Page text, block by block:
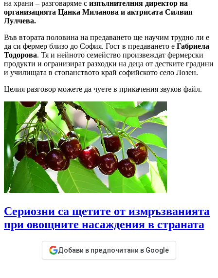
на храни – разговаряме с изпълнителния директор на
организацията Цанка Миланова и актрисата Силвия
Лулчева.
Във втората половина на предаването ще научим трудно ли е
да си фермер близо до София. Гост в предаването е Габриела
Тодорова. Тя и нейното семейство произвеждат фермерски
продукти и огранизират разходки на деца от дестките градини
и училищата в стопанството край софийското село Лозен.
Целия разговор можете да чуете в прикачения звуков файл.
Сериозни са щетите от измръзванията
при овощните насаждения в страната
Добави в предпочитани в Google